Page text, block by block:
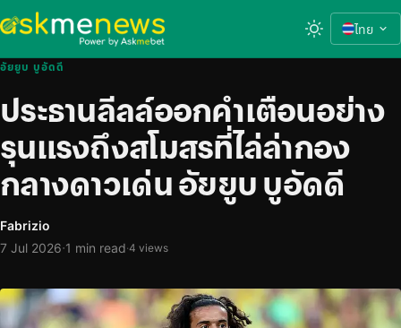
ไทย
อัยยูบ บูอัดดี
ประธานลีลล์ออกคำเตือนอย่าง
รุนแรงถึงสโมสรที่ไล่ล่ากอง
กลางดาวเด่น อัยยูบ บูอัดดี
Fabrizio
7 Jul 2026·1 min read·4 views